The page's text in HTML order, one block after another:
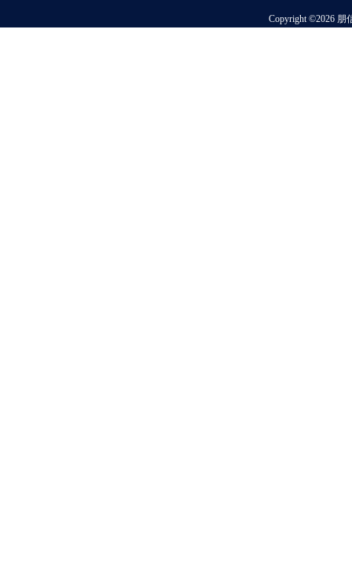
Copyright ©2026 朋